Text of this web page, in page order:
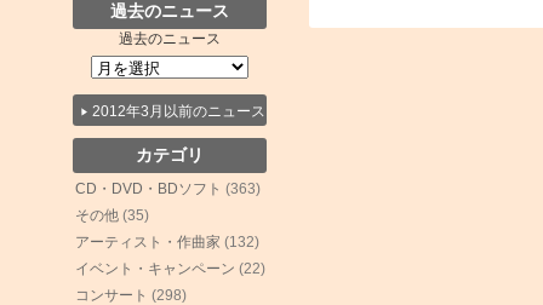
過去のニュース
過去のニュース
2012年3月以前のニュース
カテゴリ
CD・DVD・BDソフト (363)
その他 (35)
アーティスト・作曲家 (132)
イベント・キャンペーン (22)
コンサート (298)